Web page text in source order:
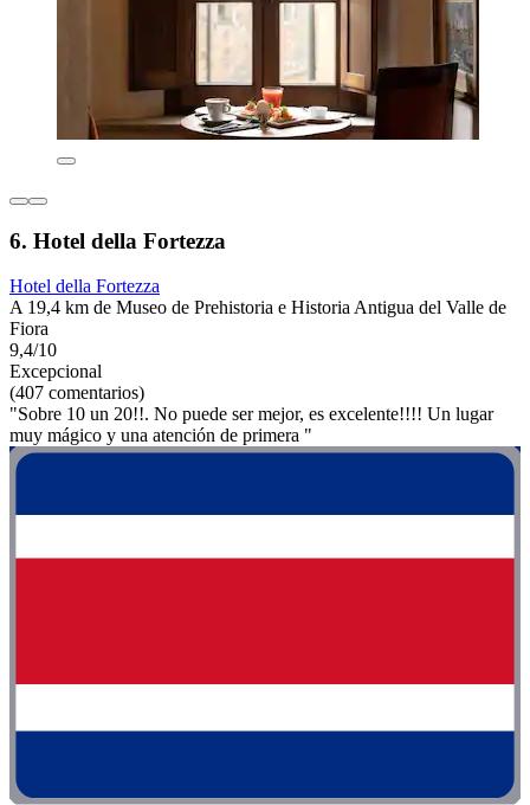
6. Hotel della Fortezza
Hotel della Fortezza
A 19,4 km de Museo de Prehistoria e Historia Antigua del Valle de
Fiora
9,4/10
Excepcional
(407 comentarios)
"Sobre 10 un 20!!. No puede ser mejor, es excelente!!!! Un lugar
muy mágico y una atención de primera "